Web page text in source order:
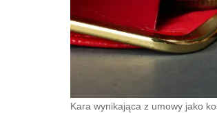
Kara wynikająca z umowy jako